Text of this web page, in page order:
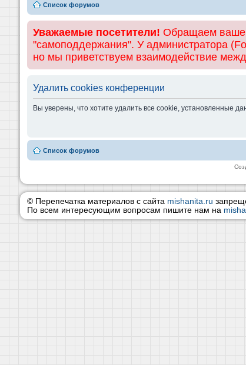
Список форумов
Уважаемые посетители! Обращаем ваше
"самоподдержания". У администратора
но мы приветствуем взаимодействие
Удалить cookies конференции
Вы уверены, что хотите удалить все cookie, установленные
Список форумов
© Перепечатка материалов с сайта mishanita.ru
По всем интересующим вопросам пишите нам на